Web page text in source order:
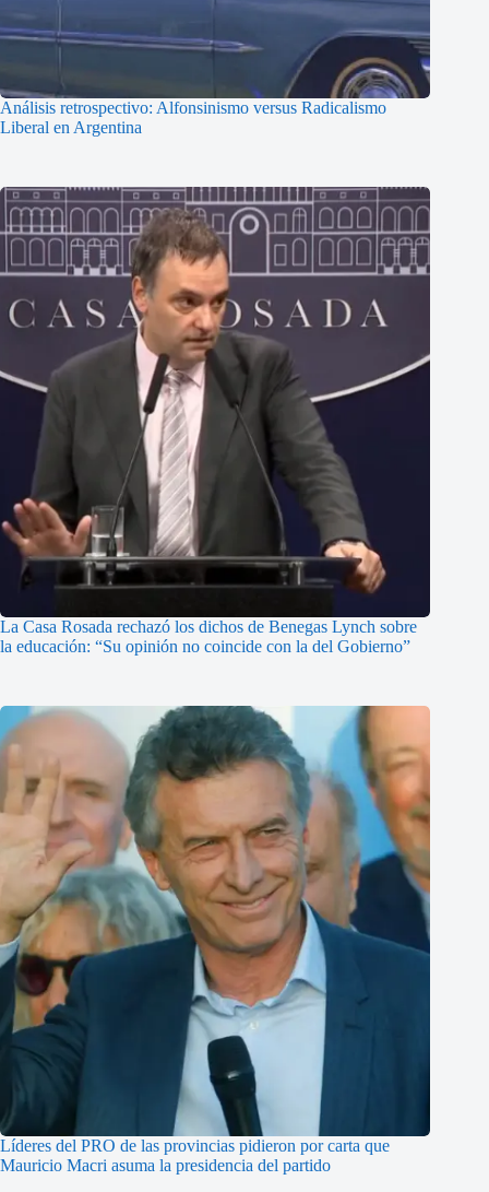
Análisis retrospectivo: Alfonsinismo versus Radicalismo
Liberal en Argentina
La Casa Rosada rechazó los dichos de Benegas Lynch sobre
la educación: “Su opinión no coincide con la del Gobierno”
Líderes del PRO de las provincias pidieron por carta que
Mauricio Macri asuma la presidencia del partido